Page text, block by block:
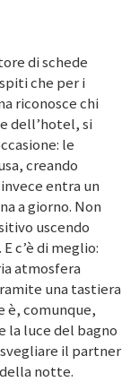
di schede
che per i
riconosce chi
dell’hotel, si
le
creando
entra un
a giorno. Non
uscendo
c’è di meglio:
atmosfera
una tastiera
è, comunque,
la luce del bagno
il partner
notte.